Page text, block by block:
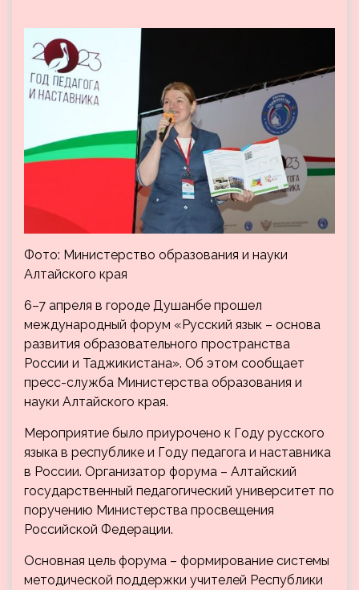
Фото: Министерство образования и науки
Алтайского края
6–7 апреля в городе Душанбе прошел
международный форум «Русский язык – основа
развития образовательного пространства
России и Таджикистана». Об этом сообщает
пресс-служба Министерства образования и
науки Алтайского края.
Мероприятие было приурочено к Году русского
языка в республике и Году педагога и наставника
в России. Организатор форума – Алтайский
государственный педагогический университет по
поручению Министерства просвещения
Российской Федерации.
Основная цель форума – формирование системы
методической поддержки учителей Республики